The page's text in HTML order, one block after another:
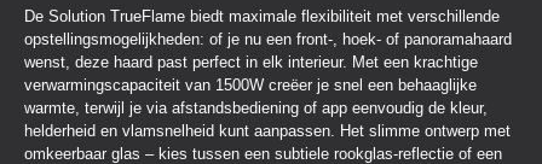
De Solution TrueFlame biedt maximale flexibiliteit met verschillende
opstellingsmogelijkheden: of je nu een front-, hoek- of panoramahaard
wenst, deze haard past perfect in elk interieur. Met een krachtige
verwarmingscapaciteit van 1500W creëer je snel een behaaglijke
warmte, terwijl je via afstandsbediening of app eenvoudig de kleur,
helderheid en vlamsnelheid kunt aanpassen. Het slimme ontwerp met
omkeerbaar glas – kies tussen een subtiele rookglas-reflectie of een